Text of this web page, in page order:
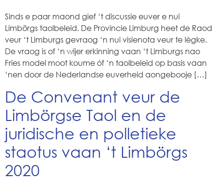
Sinds e paar maond gief ‘t discussie euver e nui
Limbörgs taolbeleid. De Provincie Limburg heet de Raod
veur ‘t Limburgs gevraog ‘n nui visienota veur te lègke.
De vraog is of ‘n wijer erkinning vaan ‘t Limburgs nao
Fries model moot koume óf ‘n taolbeleid op basis vaan
‘nen door de Nederlandse euverheid aongebooje […]
De Convenant veur de
Limbörgse Taol en de
juridische en polletieke
staotus vaan ‘t Limbörgs
2020